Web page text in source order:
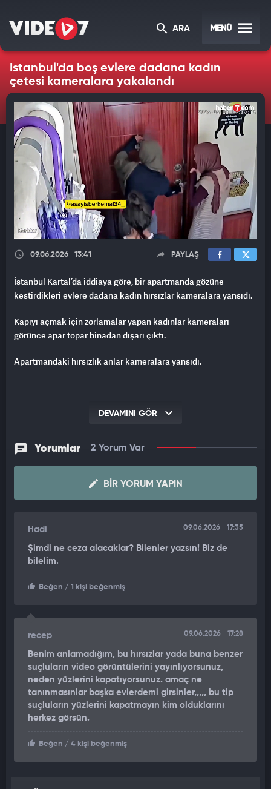
ARA MENÜ
İstanbul'da boş evlere dadana kadın
çetesi kameralara yakalandı
09.06.2026 13:41 PAYLAŞ
İstanbul Kartal’da iddiaya göre, bir apartmanda gözüne
kestirdikleri evlere dadana kadın hırsızlar kameralara yansıdı.
Kapıyı açmak için zorlamalar yapan kadınlar kameraları
görünce apar topar binadan dışarı çıktı.
Apartmandaki hırsızlık anlar kameralara yansıdı.
DEVAMINI GÖR
Yorumlar 2 Yorum Var
BIR YORUM YAPIN
Hadi 09.06.2026 17:35
Şimdi ne ceza alacaklar? Bilenler yazsın! Biz de
bilelim.
Beğen / 1 kişi beğenmiş
recep 09.06.2026 17:28
Benim anlamadığım, bu hırsızlar yada buna benzer
suçluların video görüntülerini yayınlıyorsunuz,
neden yüzlerini kapatıyorsunuz. amaç ne
tanınmasınlar başka evlerdemi girsinler,,,,, bu tip
suçluların yüzlerini kapatmayın kim olduklarını
herkez görsün.
Beğen / 4 kişi beğenmiş